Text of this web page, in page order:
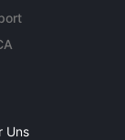
Uns